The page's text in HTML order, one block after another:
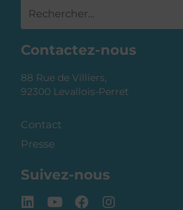
Contactez-nous
88 Rue de Villiers,
92300 Levallois-Perret
Contact
Presse
Suivez-nous
L
Y
F
I